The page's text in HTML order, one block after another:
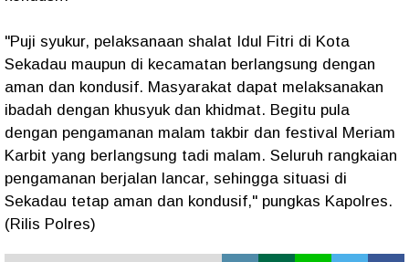
"Puji syukur, pelaksanaan shalat Idul Fitri di Kota
Sekadau maupun di kecamatan berlangsung dengan
aman dan kondusif. Masyarakat dapat melaksanakan
ibadah dengan khusyuk dan khidmat. Begitu pula
dengan pengamanan malam takbir dan festival Meriam
Karbit yang berlangsung tadi malam. Seluruh rangkaian
pengamanan berjalan lancar, sehingga situasi di
Sekadau tetap aman dan kondusif," pungkas Kapolres.
(Rilis Polres)